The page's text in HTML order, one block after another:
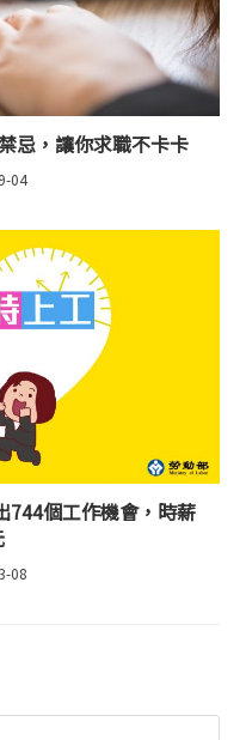
忌，讓你求職不卡卡
04
744個工作機會，時薪
08